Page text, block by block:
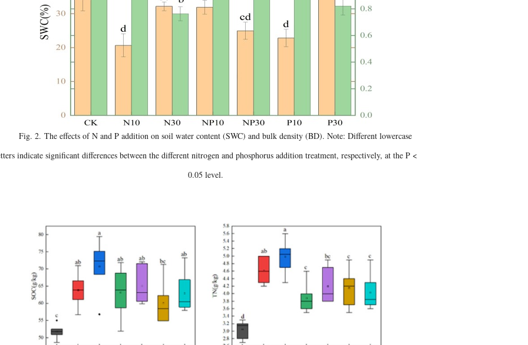
Fig. 2. The effects of N and P addition on soil water content (SWC) and bulk density (BD). Note: Different lowercase
indicate significant differences between the different nitrogen and phosphorus addition treatment, respectively, at the P <
0.05 level.